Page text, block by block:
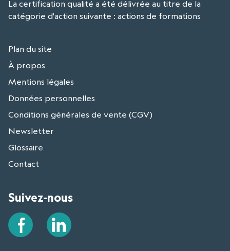
La certification qualité a été délivrée au titre de la
catégorie d'action suivante : actions de formations
Plan du site
À propos
Mentions légales
Données personnelles
Conditions générales de vente (CGV)
Newsletter
Glossaire
Contact
Suivez-nous
Facebook